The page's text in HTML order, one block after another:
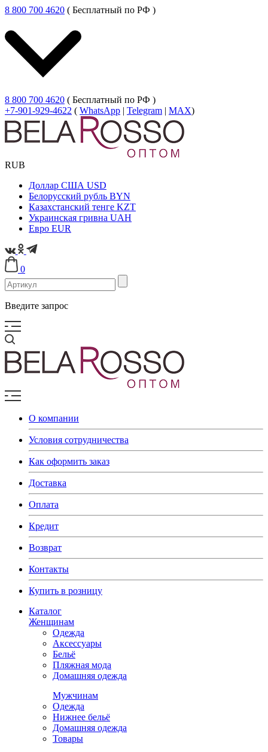
8 800 700 4620 ( Бесплатный по РФ )
8 800 700 4620 ( Бесплатный по РФ )
+7-901-929-4622 ( WhatsApp | Telegram | MAX)
RUB
Доллар США USD
Белорусский рубль BYN
Казахстанский тенге KZT
Украинская гривна UAH
Евро EUR
0
Введите запрос
О компании
Условия сотрудничества
Как оформить заказ
Доставка
Оплата
Кредит
Возврат
Контакты
Купить в розницу
Каталог
Женщинам
Одежда
Аксессуары
Бельё
Пляжная мода
Домашняя одежда
Мужчинам
Одежда
Нижнее бельё
Домашняя одежда
Товары